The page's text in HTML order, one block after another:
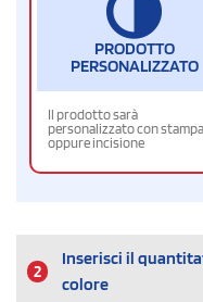
PRODOTTO
PERSONALIZZATO
Il prodotto sarà
personalizzato con stampa
oppure incisione
2
Inserisci il
colore